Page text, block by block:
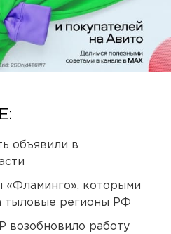
объявили в
«Фламинго», которыми
тыловые регионы РФ
возобновило работу